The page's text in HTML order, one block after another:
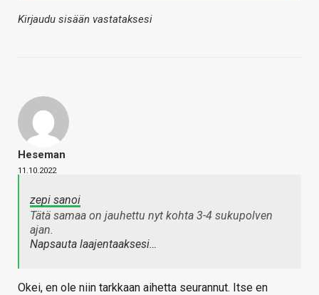
Kirjaudu sisään vastataksesi
Heseman
11.10.2022
zepi sanoi
Tätä samaa on jauhettu nyt kohta 3-4 sukupolven
ajan.
Napsauta laajentaaksesi…
Okei, en ole niin tarkkaan aihetta seurannut. Itse en